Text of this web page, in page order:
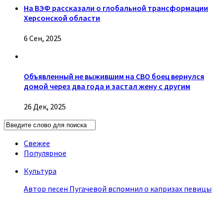
На ВЭФ рассказали о глобальной трансформации
Херсонской области
6 Сен, 2025
Объявленный не выжившим на СВО боец вернулся
домой через два года и застал жену с другим
26 Дек, 2025
Свежее
Популярное
Культура
Автор песен Пугачевой вспомнил о капризах певицы